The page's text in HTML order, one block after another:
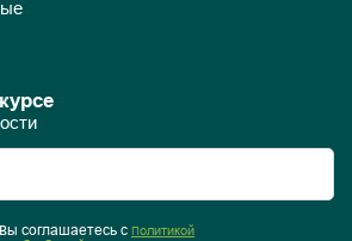
соглашаетесь с Политикой